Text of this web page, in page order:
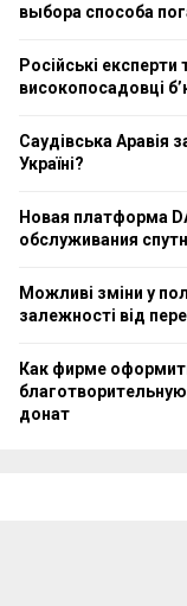
выбора способа
Російські експерти
високопосадовці
Саудівська Аравія
Україні?
Новая платформа
обслуживания
Можливі зміни у
залежності від
Как фирме
донат